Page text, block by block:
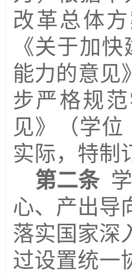
改革总体
《关于加
能力的意见》
步严格规
见》（学位
实际，特制
第二条
心、产出导
落实国家深
过设置统一